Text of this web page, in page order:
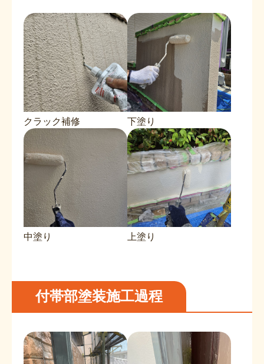
クラック補修 下塗り
中塗り 上塗り
付帯部塗装施工過程